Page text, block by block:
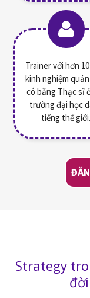
Trainer với hơn
kinh nghiệm
có bằng Thạc sĩ
trường đại học
tiếng thế giới.
Strategy